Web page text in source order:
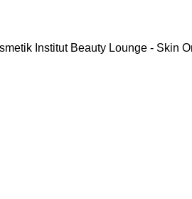
Institut Beauty Lounge - Skin